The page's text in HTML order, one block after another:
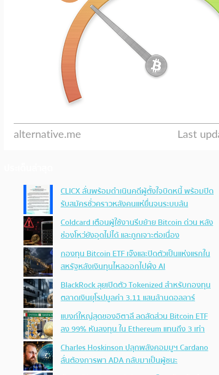
CLICX ลั่นพร้อมดำเนินคดีผู้ตั้งใจบิดหนี้ พร้อมปิด
รับสมัครชั่วคราวหลังคนแห่ยื่นจนระบบล้น
Coldcard เตือนผู้ใช้งานรีบย้าย Bitcoin ด่วน หลัง
ช่องโหว่ยังอุดไม่ได้ และถูกเจาะต่อเนื่อง
กองทุน Bitcoin ETF เจ๊งและปิดตัวเป็นแห่งแรกใน
สหรัฐหลังเงินทุนไหลออกไปฝั่ง AI
BlackRock ลุยเปิดตัว Tokenized สำหรับกองทุน
ตลาดเงินยุโรปมูลค่า 3.11 แสนล้านดอลลาร์
แบงก์ใหญ่สุดของอิตาลี ลดสัดส่วน Bitcoin ETF
ลง 99% หันลงทุน ใน Ethereum แทนถึง 3 เท่า
Charles Hoskinson ปลุกพลังคอมมูฯ Cardano
ลั่นต้องการพา ADA กลับมาเป็นผู้ชนะ